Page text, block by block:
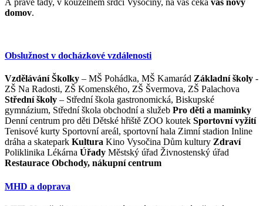
domov.
Obslužnost v docházkové vzdálenosti
Vzdělávání Školky – MŠ Pohádka, MŠ Kamarád Základní školy -
ZŠ Na Radosti, ZŠ Komenského, ZŠ Švermova, ZŠ Palachova
Střední školy – Střední škola gastronomická, Biskupské
gymnázium, Střední škola obchodní a služeb Pro děti a maminky
Denní centrum pro děti Dětské hřiště ZOO koutek Sportovní vyžití
Tenisové kurty Sportovní areál, sportovní hala Zimní stadion Inline
dráha a skatepark Kultura Kino Vysočina Dům kultury Zdraví
Poliklinika Lékárna Úřady Městský úřad Živnostenský úřad
Restaurace Obchody, nákupní centrum
MHD a doprava